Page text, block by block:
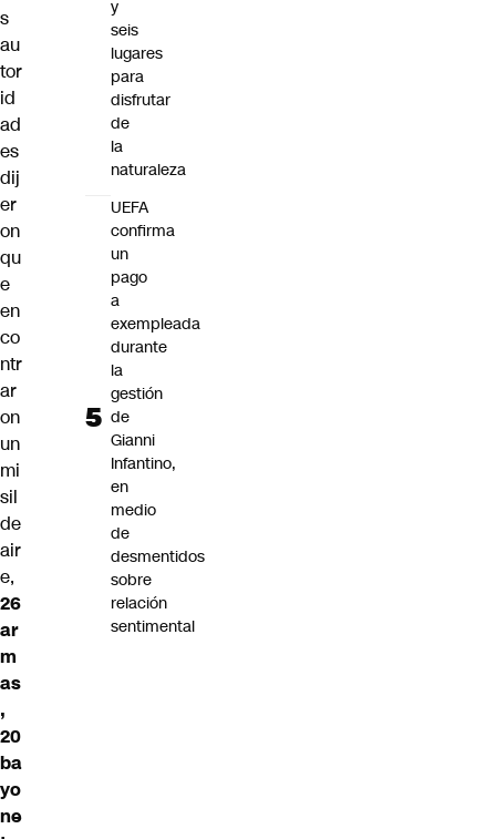
s
au
tor
id
ad
es
dij
er
on
qu
e
en
co
ntr
ar
on
un
mi
sil
de
air
e,
26
ar
m
as
,
20
ba
yo
ne
y
seis
lugares
para
disfrutar
de
la
naturaleza
UEFA
confirma
un
pago
a
exempleada
durante
la
gestión
de
Gianni
Infantino,
en
medio
de
desmentidos
sobre
relación
sentimental